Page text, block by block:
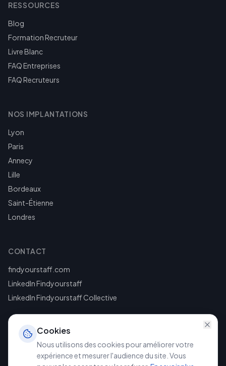
RESSOURCES
Blog
Formation Recruteur
Livre Blanc
FAQ Entreprises
FAQ Recruteurs
NOS IMPLANTATIONS
Lyon
Paris
Annecy
Lille
Bordeaux
Saint-Étienne
Londres
CONTACT
findyourstaff.com
LinkedIn Findyourstaff
LinkedIn Findyourstaff Collective
Cookies
Nous utilisons des cookies pour améliorer votre
expérience et mesurer l'audience du site. Vous